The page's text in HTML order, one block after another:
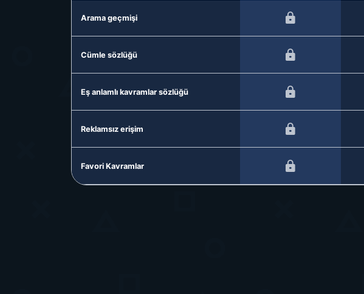
Arama geçmişi
Cümle sözlüğü
Eş anlamlı kavramlar sözlüğü
Reklamsız erişim
Favori Kavramlar